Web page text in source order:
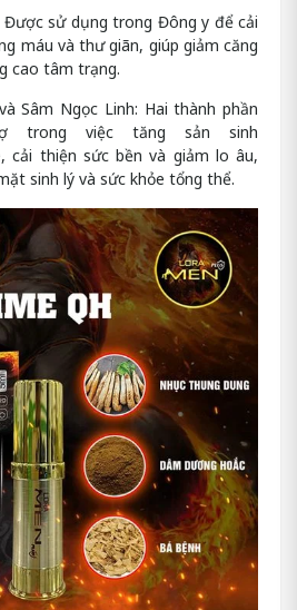
Được sử dụng trong Đông y để cải
máu và thư giãn, giúp giảm căng
cao tâm trạng.
Sâm Ngọc Linh: Hai thành phần
trong việc tăng sản sinh
cải thiện sức bền và giảm lo âu,
sinh lý và sức khỏe tổng thể.